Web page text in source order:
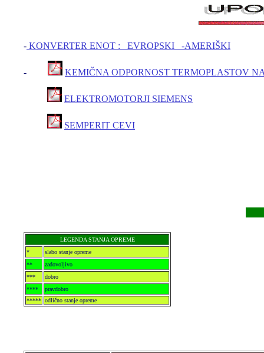
- KONVERTER ENOT : EVROPSKI -AMERIŠKI
- KEMIČNA ODPORNOST TERMOPLASTOV
ELEKTROMOTORJI SIEMENS
SEMPERIT CEVI
LEGENDA STANJA OPREME
*
slabo stanje opreme
**
zadovoljivo
***
dobro
****
pravdobro
***** odlično stanje opreme